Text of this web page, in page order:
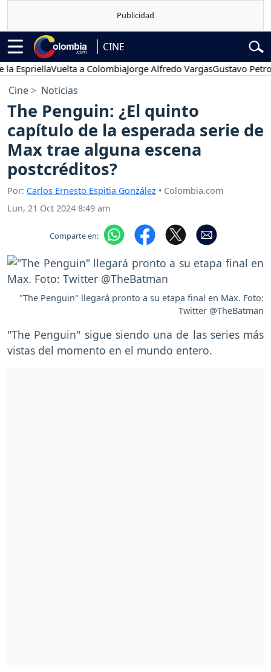
CINE
Vuelta a ColombiaJorge Alfredo VargasGustavo Petro
Cine Noticias
The Penguin: ¿El quinto
capítulo de la esperada serie de
Max trae alguna escena
postcréditos?
Por: Carlos Ernesto Espitia González • Colombia.com
Lun, 21 Oct 2024 8:49 am
Comparte en:
"The Penguin" llegará pronto a su etapa final en Max. Foto:
Twitter @TheBatman
"The Penguin" sigue siendo una de las series más
vistas del momento en el mundo entero.